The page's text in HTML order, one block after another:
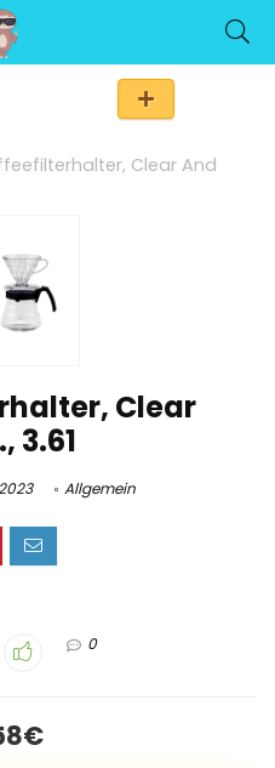
Clear And
Clear
3.61
Allgemein
0